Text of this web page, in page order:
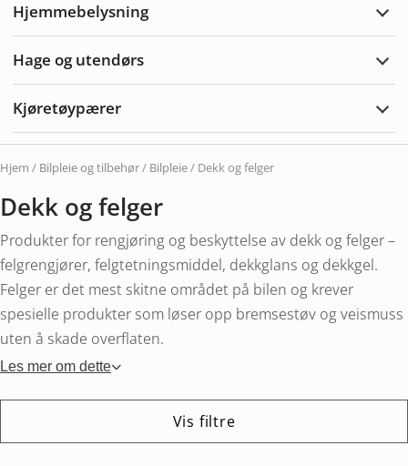
Hjemmebelysning
Utvid
Hage og utendørs
Utvid
Kjøretøypærer
Utvid
Hjem / Bilpleie og tilbehør/ Bilpleie/ Dekk og felger
Dekk og felger
Produkter for rengjøring og beskyttelse av dekk og felger –
felgrengjører, felgtetningsmiddel, dekkglans og dekkgel.
Felger er det mest skitne området på bilen og krever
spesielle produkter som løser opp bremsestøv og veismuss
uten å skade overflaten.
Les mer om dette
Vis filtre